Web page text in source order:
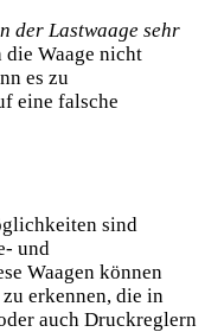
der Lastwaage sehr
die Waage nicht
es zu
eine falsche
sind
und
Waagen können
erkennen, die in
auch Druckreglern